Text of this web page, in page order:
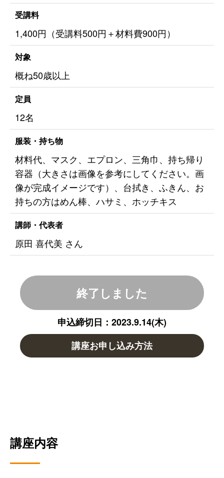
講座内容
受講料
1,400円（受講料500円＋材料費900円）
対象
概ね50歳以上
定員
12名
服装・持ち物
材料代、マスク、エプロン、三角巾、持ち帰り
容器（大きさは画像を参考にしてください。画
像が完成イメージです）、台拭き、ふきん、お
持ちの方はめん棒、ハサミ、ホッチキス
講師・代表者
原田 喜代美 さん
終了しました
申込締切日：2023.9.14(木)
講座お申し込み方法